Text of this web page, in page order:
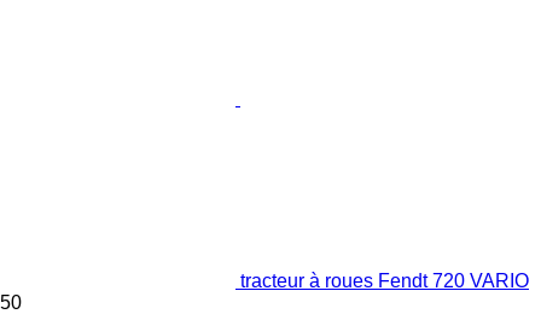
tracteur à roues Fendt 720 VARIO
50